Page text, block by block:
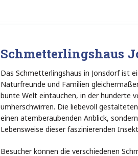
Schmetterlingshaus
Das Schmetterlingshaus in Jonsdorf ist
Naturfreunde und Familien
bunte Welt eintauchen, in der hunderte
umherschwirren. Die liebevoll
einen atemberaubenden Anblick,
Lebensweise dieser faszinierenden
Besucher können die verschiedenen